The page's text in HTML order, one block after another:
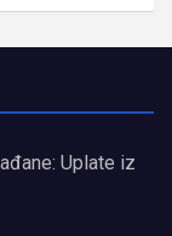
Uplate iz